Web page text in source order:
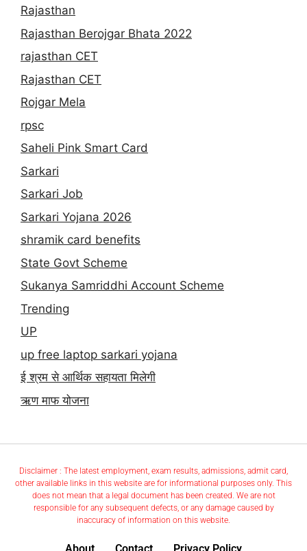
Rajasthan
Rajasthan Berojgar Bhata 2022
rajasthan CET
Rajasthan CET
Rojgar Mela
rpsc
Saheli Pink Smart Card
Sarkari
Sarkari Job
Sarkari Yojana 2026
shramik card benefits
State Govt Scheme
Sukanya Samriddhi Account Scheme
Trending
UP
up free laptop sarkari yojana
ई श्रम से आर्थिक सहायता मिलेगी
ऋण माफ योजना
Disclaimer : The latest employment, exam results, admissions, admit card,
other available links in this website are for informational purposes only. This
does not mean that a legal document has been created. We are not
responsible for any subsequent defects, or any damage caused by
inaccuracy of information on this website.
About Contact Privacy Policy